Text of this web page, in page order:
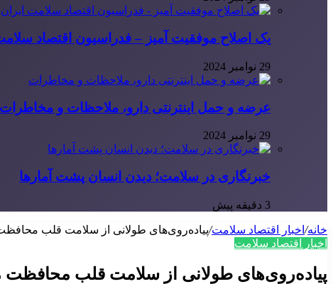
یک اصلاح موفقیت آمیز – فدراسیون اقتصاد
29 نوامبر 2024
عرضه و حمل اینترنتی دارو، ملاحظات و مخاطرات
29 نوامبر 2024
خبرنگاری در سلامت؛ دیدن انسان پشت آمارها
3 دقیقه پیش
خانه/ اخبار اقتصاد سلامت/پیاده‌روی‌های طولانی از سلامت قلب
اخبار اقتصاد سلامت
پیاده‌روی‌های طولانی از سلامت قلب محافظت